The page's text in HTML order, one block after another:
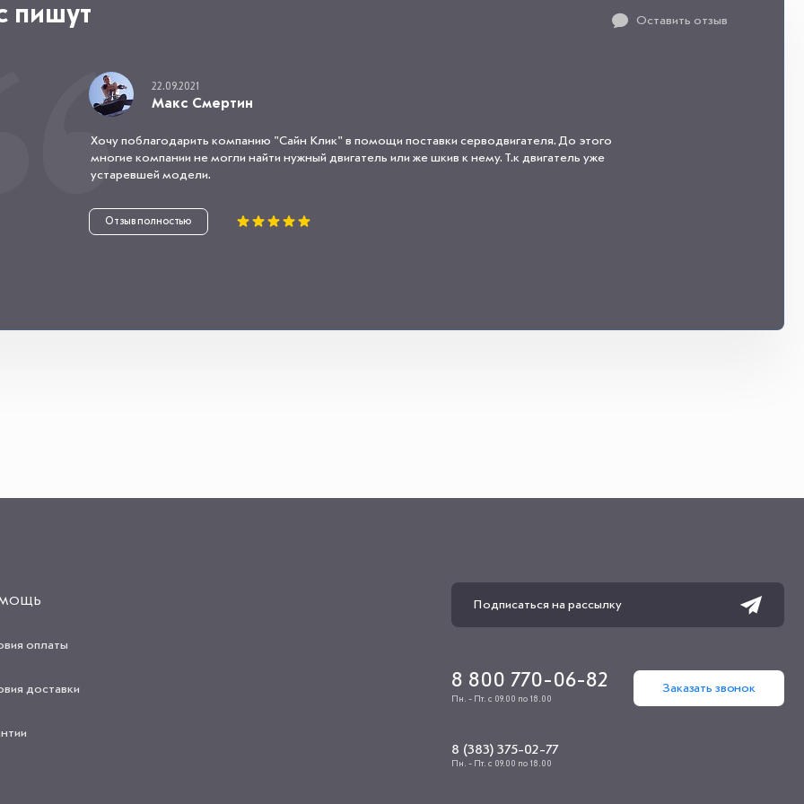
пишут Оставить отзыв
22.09.2021
Макс Смертин
Хочу поблагодарить компанию "Сайн Клик" в помощи поставки серводвигателя. До этого
многие компании не могли найти нужный двигатель или же шкив к нему. Т.к двигатель уже
устаревшей модели.
Отзыв полностью
оплаты
доставки 8 800 770-06-82
Пн. - Пт. с 09.00 по 18.00
Заказать звонок
8 (383) 375-02-77
Пн. - Пт. с 09.00 по 18.00